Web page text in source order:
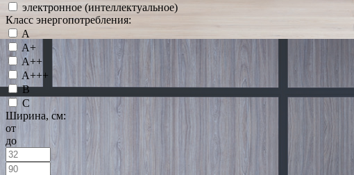
электронное (интеллектуальное)
Класс энергопотребления:
A
A+
A++
A+++
B
C
Ширина, см:
от
до